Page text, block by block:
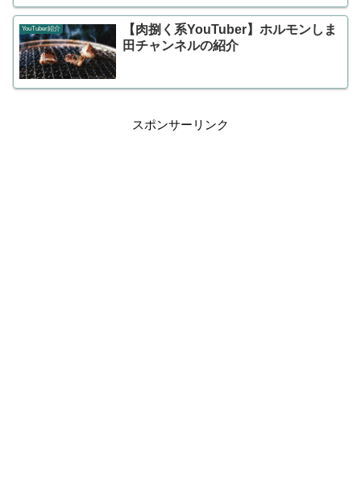
YouTuber紹介
【肉捌く系YouTuber】ホルモンしま
田チャンネルの紹介
スポンサーリンク